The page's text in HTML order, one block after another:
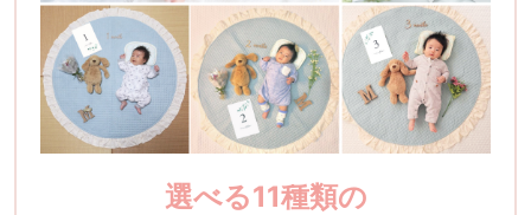
選べる11種類の